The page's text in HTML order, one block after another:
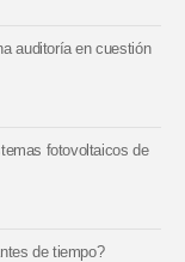
auditoría en cuestión
fotovoltaicos de
de tiempo?